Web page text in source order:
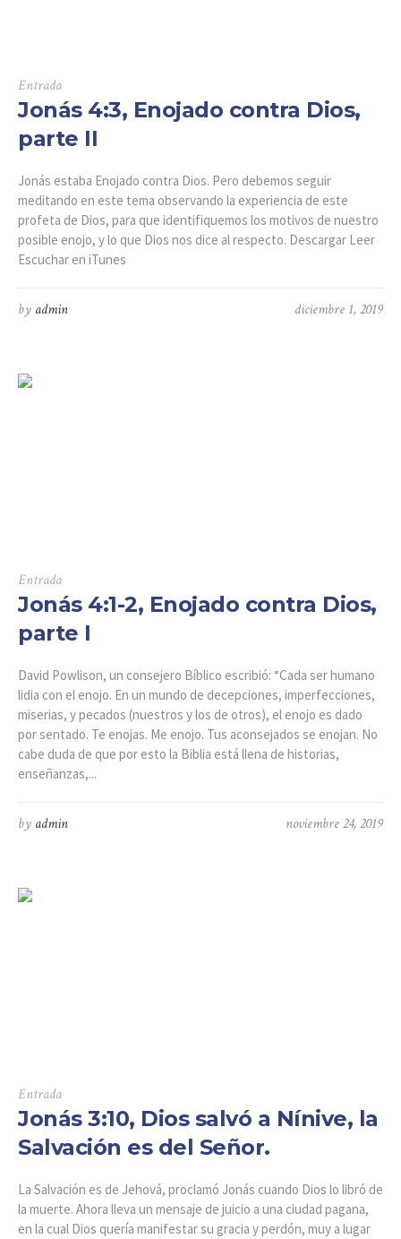
Entrada
Jonás 4:3, Enojado contra Dios,
parte II
Jonás estaba Enojado contra Dios. Pero debemos seguir
meditando en este tema observando la experiencia de este
profeta de Dios, para que identifiquemos los motivos de nuestro
posible enojo, y lo que Dios nos dice al respecto. Descargar Leer
Escuchar en iTunes
diciembre 1, 2019
by admin
Entrada
Jonás 4:1-2, Enojado contra Dios,
parte I
David Powlison, un consejero Bíblico escribió: “Cada ser humano
lidia con el enojo. En un mundo de decepciones, imperfecciones,
miserias, y pecados (nuestros y los de otros), el enojo es dado
por sentado. Te enojas. Me enojo. Tus aconsejados se enojan. No
cabe duda de que por esto la Biblia está llena de historias,
enseñanzas,...
noviembre 24, 2019
by admin
Entrada
Jonás 3:10, Dios salvó a Nínive, la
Salvación es del Señor.
La Salvación es de Jehová, proclamó Jonás cuando Dios lo libró de
la muerte. Ahora lleva un mensaje de juicio a una ciudad pagana,
en la cual Dios quería manifestar su gracia y perdón, muy a lugar